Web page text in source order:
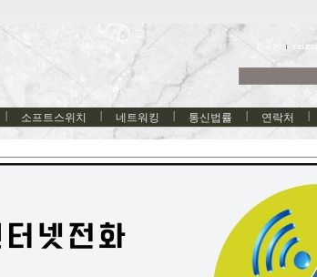
소프트스위치 네트워킹 통신법률 연락처